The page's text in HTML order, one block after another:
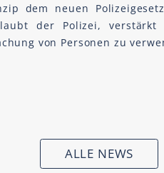
dem neuen
der Polizei, verstärkt
von Personen zu
ALLE NEWS